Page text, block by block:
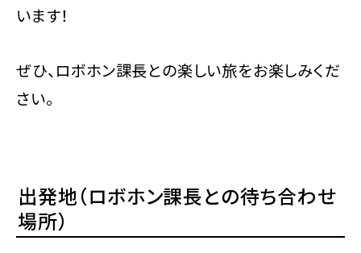
います！
ぜひ、ロボホン課長との楽しい旅をお楽しみくだ
さい。
出発地（ロボホン課長との待ち合わせ
場所）